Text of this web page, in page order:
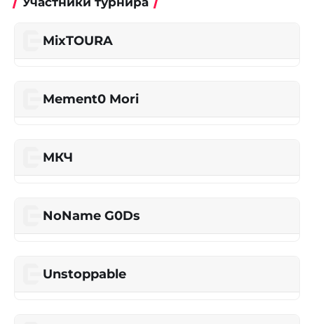
MixTOURA
Mement0 Mori
МКЧ
NoName G0Ds
Unstoppable